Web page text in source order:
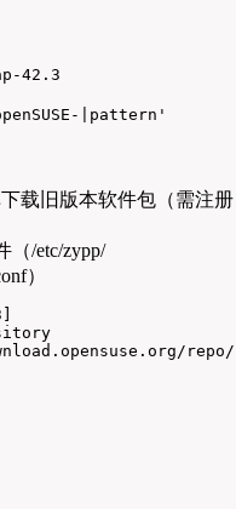
42.3
|pattern'
载旧版本软件包（需注册
（/etc/zypp/
）